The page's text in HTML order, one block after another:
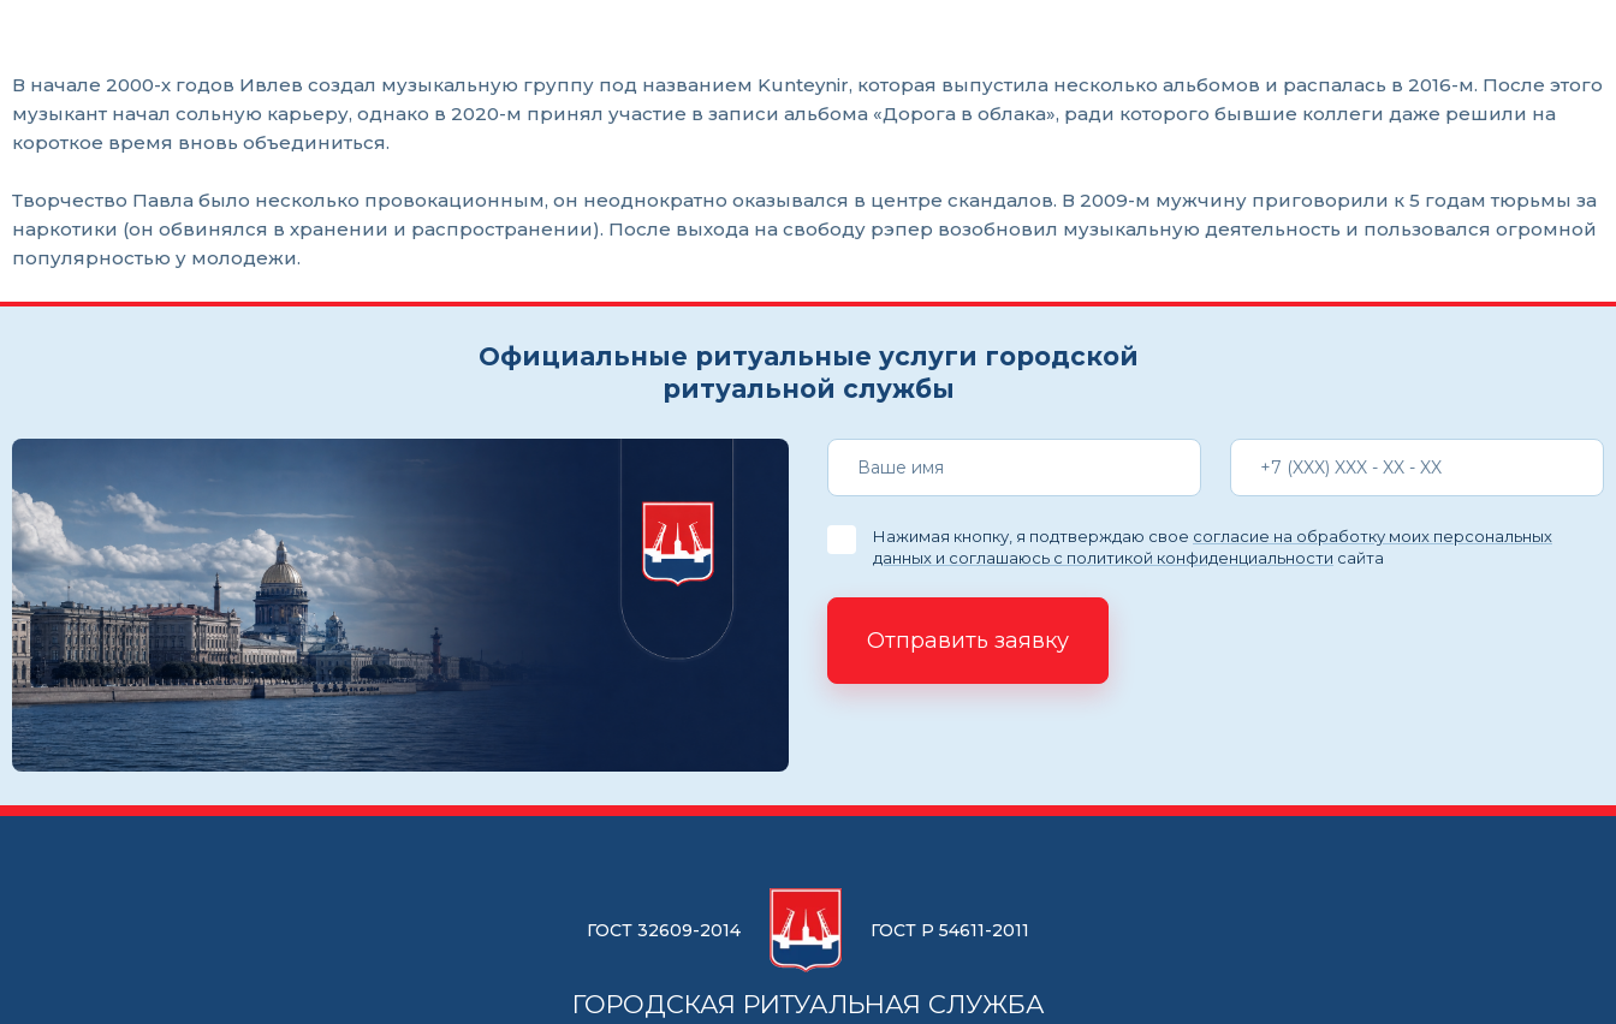
В начале 2000-х годов Ивлев создал музыкальную группу под названием Kunteynir, которая выпустила несколько альбомов и распалась в 2016-м. После этого
музыкант начал сольную карьеру, однако в 2020-м принял участие в записи альбома «Дорога в облака», ради которого бывшие коллеги даже решили на
короткое время вновь объединиться.
Творчество Павла было несколько провокационным, он неоднократно оказывался в центре скандалов. В 2009-м мужчину приговорили к 5 годам тюрьмы за
наркотики (он обвинялся в хранении и распространении). После выхода на свободу рэпер возобновил музыкальную деятельность и пользовался огромной
популярностью у молодежи.
Официальные ритуальные услуги городской
ритуальной службы
Нажимая кнопку, я подтверждаю свое согласие на обработку моих персональных
данных и соглашаюсь с политикой конфиденциальности сайта
Отправить заявку
ГОСТ 32609-2014 ГОСТ Р 54611-2011
ГОРОДСКАЯ РИТУАЛЬНАЯ СЛУЖБА